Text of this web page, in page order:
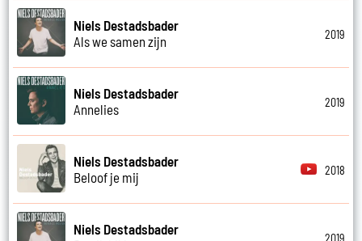
Niels Destadsbader
Als we samen zijn
2019
Niels Destadsbader
Annelies
2019
Niels Destadsbader
Beloof je mij
2018
Niels Destadsbader
2019